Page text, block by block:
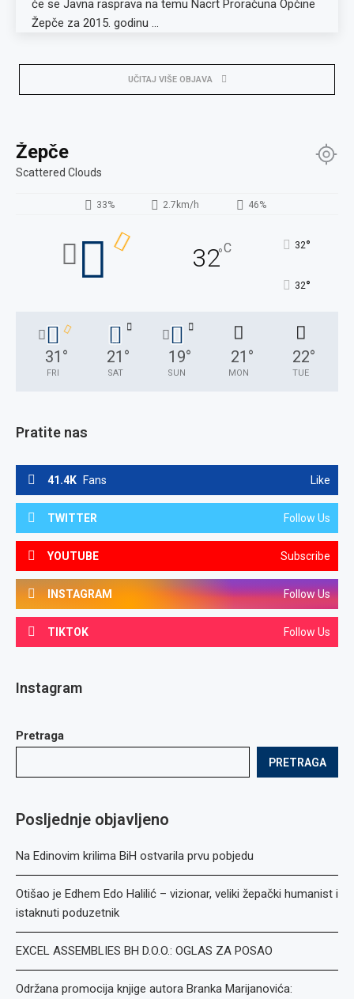
će se Javna rasprava na temu Nacrt Proračuna Općine
Žepče za 2015. godinu …
UČITAJ VIŠE OBJAVA
Žepče
Scattered Clouds
33% 2.7km/h 46%
32°C 32°
32°
31 °
FRI
21 °
SAT
19°
SUN
21 °
MON
22°
TUE
Pratite nas
41.4K Fans Like
TWITTER Follow Us
YOUTUBE Subscribe
INSTAGRAM Follow Us
TIKTOK Follow Us
Instagram
Pretraga
PRETRAGA
Posljednje objavljeno
Na Edinovim krilima BiH ostvarila prvu pobjedu
Otišao je Edhem Edo Halilić – vizionar, veliki žepački humanist i
istaknuti poduzetnik
EXCEL ASSEMBLIES BH D.O.O.: OGLAS ZA POSAO
Održana promocija knjige autora Branka Marijanovića: